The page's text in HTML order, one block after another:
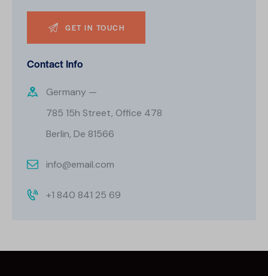
Contact Info
Germany —
785 15h Street, Office 478
Berlin, De 81566
info@email.com
+1 840 841 25 69